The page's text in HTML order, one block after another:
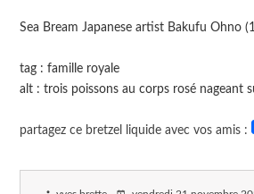
Sea Bream Japanese artist Bakufu Ohno
tag : famille royale
alt : trois poissons au corps rosé nageant
partagez ce bretzel liquide avec vos amis :